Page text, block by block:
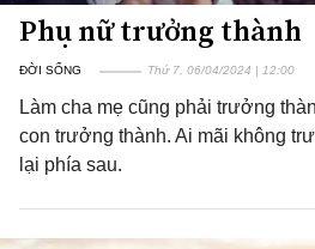
Phụ nữ trưởng thành
ĐỜI SỐNG Thứ 7, 06/04/2024 | 12:00
Làm cha mẹ cũng phải trưởng
con trưởng thành. Ai mãi không
lại phía sau.